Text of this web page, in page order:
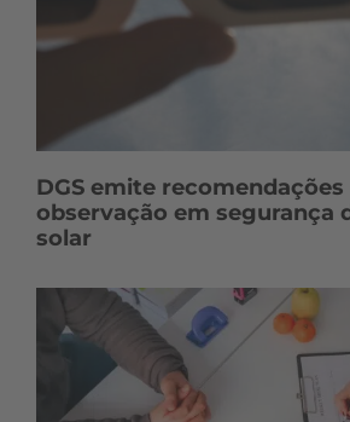
DGS emite recomendações
observação em segurança
solar